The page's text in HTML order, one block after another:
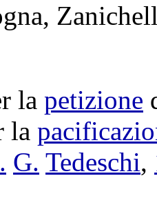
,
la petizione
la
G. Tedeschi,